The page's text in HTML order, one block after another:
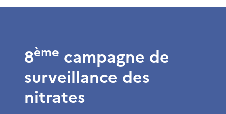
8ème campagne de
surveillance des
nitrates